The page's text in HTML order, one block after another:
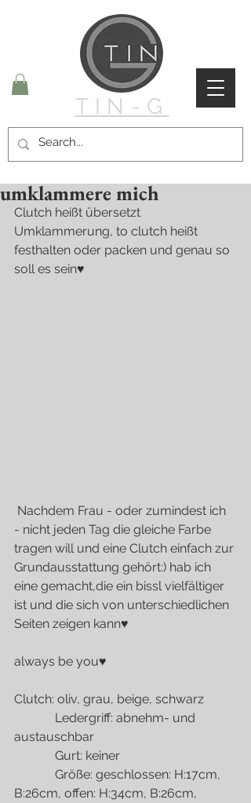
TIN-G
umklammere mich
Clutch heißt übersetzt
Umklammerung, to clutch heißt
festhalten oder packen und genau so
soll es sein♥
- nicht jeden Tag die gleiche Farbe
tragen will und eine Clutch einfach zur
Grundausstattung gehört:) hab ich
eine gemacht,die ein bissl vielfältiger
ist und die sich von unterschiedlichen
Seiten zeigen kann♥
always be you♥
Clutch: oliv, grau, beige, schwarz
austauschbar
             Gurt: keiner
B:26cm, offen: H:34cm, B:26cm,